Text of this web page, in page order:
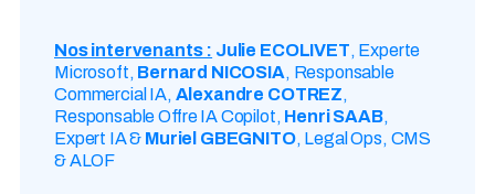
Nos intervenants : Julie ECOLIVET, Experte
Microsoft, Bernard NICOSIA, Responsable
Commercial IA, Alexandre COTREZ,
Responsable Offre IA Copilot, Henri SAAB,
Expert IA & Muriel GBEGNITO, Legal Ops, CMS
& ALOF